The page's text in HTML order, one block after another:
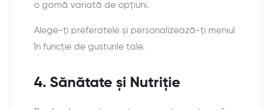
o gamă variată de opțiuni.
Alege-ți preferatele și personalizează-ți meniul
în funcție de gusturile tale.
4. Sănătate și Nutriție